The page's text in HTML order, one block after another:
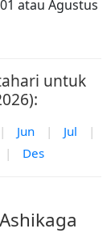
atau Agustus
untuk
| Jun | Jul
|
| Des